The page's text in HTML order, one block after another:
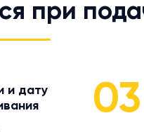
при
и дату
03